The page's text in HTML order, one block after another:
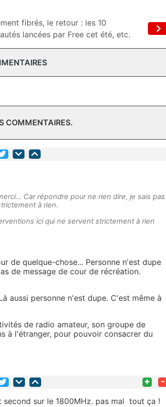
fibrés, le retour : les 10
lancées par Free cet été, etc.
COMMENTAIRES.
Car répondre pour ne rien dire, je sais pas
à rien.
ici qui ne servent strictement à rien
de quelque-chose... Personne n'est dupe
de message de cour de récréation.
aussi personne n'est dupe. C'est même à
de radio amateur, son groupe de
à l'étranger, pour pouvoir consacrer du
+ -
second sur le 1800MHz. pas mal tout ça !